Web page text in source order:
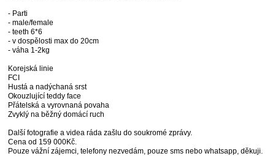
- Parti
- male/female
- teeth 6*6
- v dospělosti max do 20cm
- váha 1-2kg
Korejská linie
FCI
Hustá a nadýchaná srst
Okouzlující teddy face
Přátelská a vyrovnaná povaha
Zvyklý na běžný domácí ruch
Další fotografie a videa ráda zašlu do soukromé zprávy.
Cena od 159 000Kč.
Pouze vážní zájemci, telefony nezvedám, pouze sms nebo whatsapp, děkuji.